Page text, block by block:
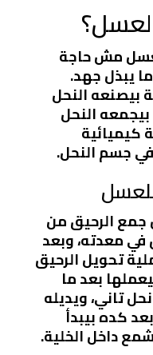
مش حاجة
يبذل جهد.
بيصنعه النحل
النحل
كيميائية
جسم النحل.
جمع الرحيق من
في معدته، وبعد
تحويل الرحيق
بعد ما
تاني، ويديله
كده بيبدأ
داخل الخلية.